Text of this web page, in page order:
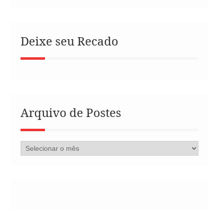
Deixe seu Recado
Arquivo de Postes
Arquivo
de